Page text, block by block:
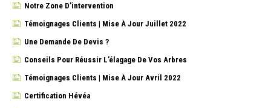
Notre Zone D’intervention
Témoignages Clients | Mise À Jour Juillet 2022
Une Demande De Devis ?
Conseils Pour Réussir L’élagage De Vos Arbres
Témoignages Clients | Mise À Jour Avril 2022
Certification Hévéa